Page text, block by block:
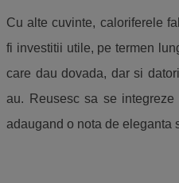
Cu alte cuvinte, caloriferele
fi investitii utile, pe termen
care dau dovada, dar si
au. Reusesc sa se
adaugand o nota de eleganta